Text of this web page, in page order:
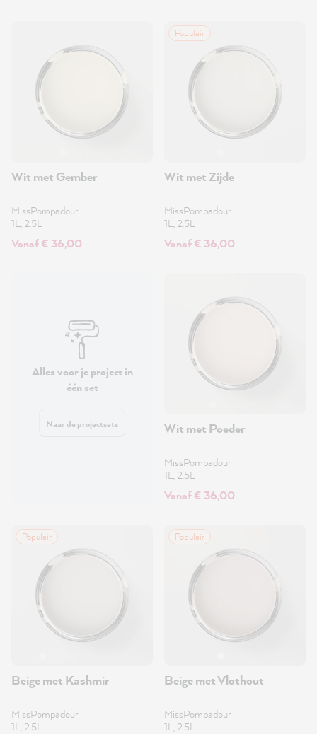
Wit met Gember
MissPompadour
1L, 2.5L
Vanaf € 36,00
Populair
Wit met Zijde
MissPompadour
1L, 2.5L
Vanaf € 36,00
Alles voor je project in
één set
Naar de projectsets Wit met Poeder
MissPompadour
1L, 2.5L
Vanaf € 36,00
Populair
Beige met Kashmir
MissPompadour
1L, 2.5L
Populair
Beige met Vlothout
MissPompadour
1L, 2.5L